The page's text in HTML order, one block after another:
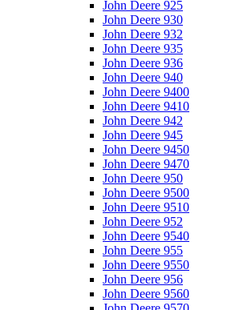
John Deere 925
John Deere 930
John Deere 932
John Deere 935
John Deere 936
John Deere 940
John Deere 9400
John Deere 9410
John Deere 942
John Deere 945
John Deere 9450
John Deere 9470
John Deere 950
John Deere 9500
John Deere 9510
John Deere 952
John Deere 9540
John Deere 955
John Deere 9550
John Deere 956
John Deere 9560